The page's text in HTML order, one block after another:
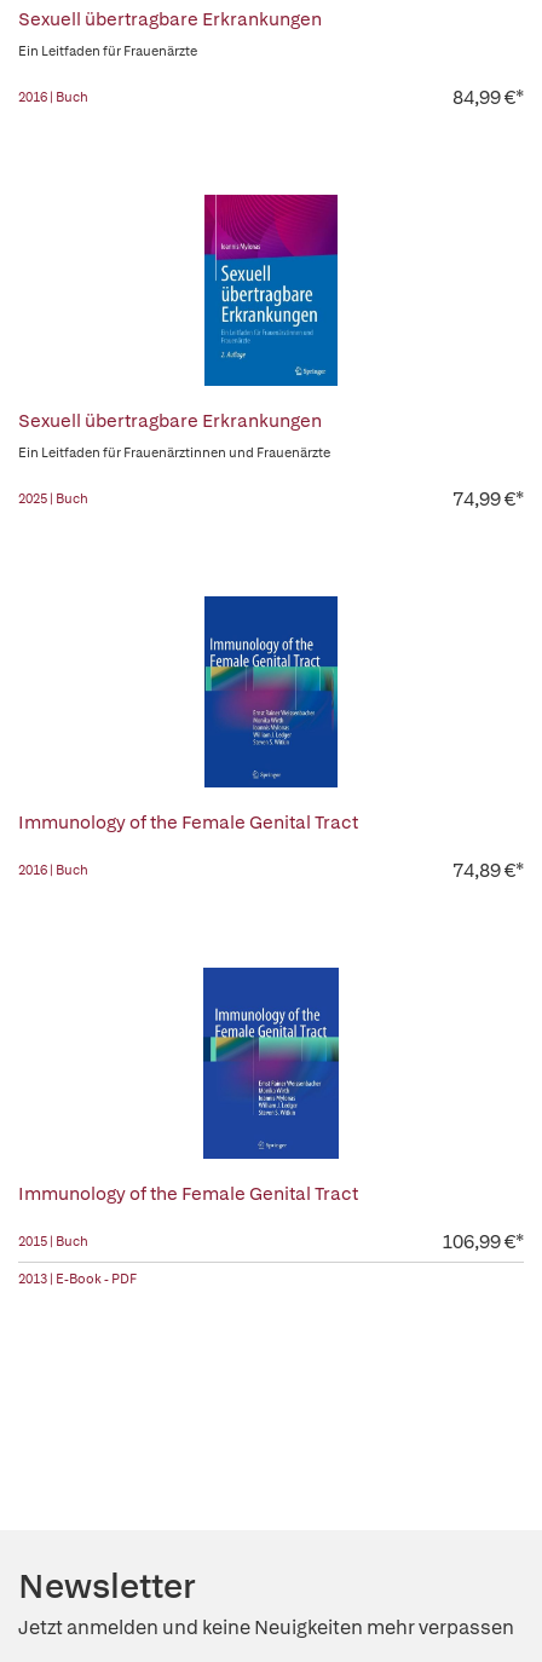
Sexuell übertragbare Erkrankungen
Ein Leitfaden für Frauenärzte
2016 | Buch 84,99 €*
Sexuell übertragbare Erkrankungen
Ein Leitfaden für Frauenärztinnen und Frauenärzte
2025 | Buch 74,99 €*
Immunology of the Female Genital Tract
2016 | Buch 74,89 €*
Immunology of the Female Genital Tract
2015 | Buch 106,99 €*
2013 | E-Book - PDF
Newsletter
Jetzt anmelden und keine Neuigkeiten mehr verpassen